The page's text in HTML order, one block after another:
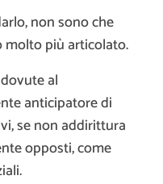
non sono che
molto più articolato.
al
anticipatore di
se non addirittura
opposti, come